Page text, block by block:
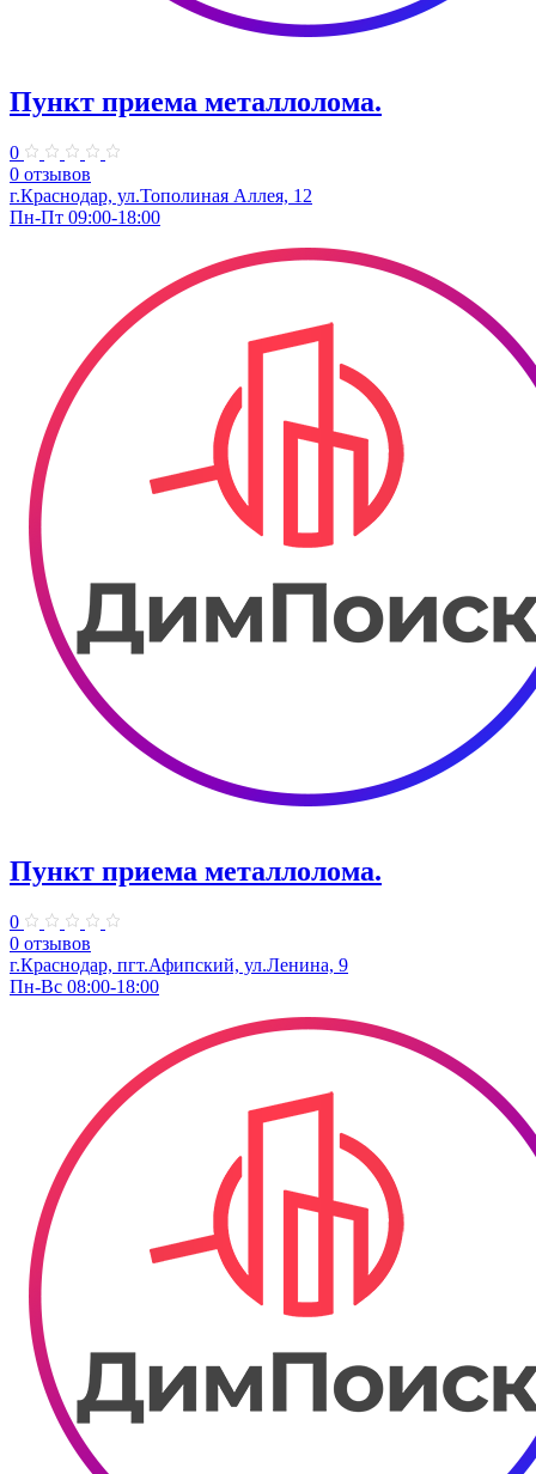
Пункт приема металлолома.
0
0 отзывов
г.Краснодар, ул.Тополиная Аллея, 12
Пн-Пт 09:00-18:00
Пункт приема металлолома.
0
0 отзывов
г.Краснодар, пгт.Афипский, ул.Ленина, 9
Пн-Вс 08:00-18:00